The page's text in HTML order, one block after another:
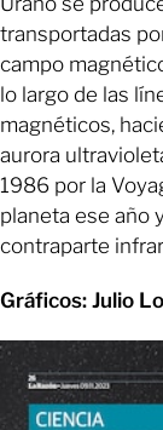
transportadas
campo
lo largo de las
magnéticos,
aurora
1986 por la
planeta ese año
contraparte
Gráficos: Julio